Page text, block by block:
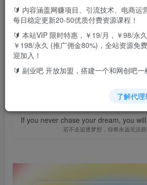
此内容为付费资源，请付费后查看
F币 9.9
高级代理免费
立即购买
您当前未登录！建议登陆
If you never chase your dream, you
若不去追逐梦想，你将永远无法
🔰 内容涵盖网赚项目、引流技术、电商运
每日稳定更新20-50优质付费资源课程！
🔰 本站VIP 限时特惠，￥19/月，￥98/永
￥198/永久 (推广佣金80%)，全站资源免
迎加入！
🔰 副业吧 开放加盟，搭建一个和网创吧
了解代